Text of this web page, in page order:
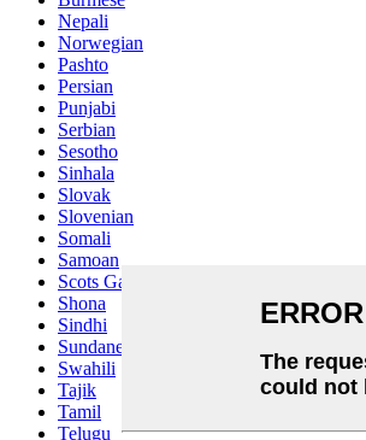
Nepali
Norwegian
Pashto
Persian
Punjabi
Serbian
Sesotho
Sinhala
Slovak
Slovenian
Somali
Samoan
Scots Gaelic
Shona
Sindhi
Sundanese
Swahili
Tajik
Tamil
Telugu